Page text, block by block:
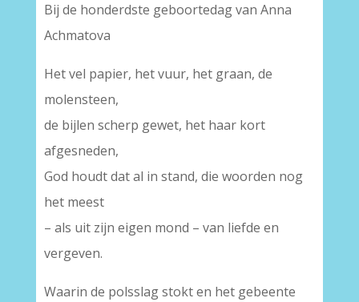
Bij de honderdste geboortedag van Anna
Achmatova
Het vel papier, het vuur, het graan, de
molensteen,
de bijlen scherp gewet, het haar kort
afgesneden,
God houdt dat al in stand, die woorden nog
het meest
– als uit zijn eigen mond – van liefde en
vergeven.
Waarin de polsslag stokt en het gebeente